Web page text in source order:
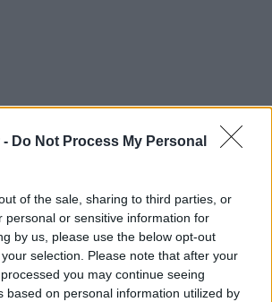
- Do Not Process My Personal
of the sale, sharing to third parties, or
personal or sensitive information for
by us, please use the below opt-out
selection. Please note that after your
you may continue seeing
based on personal information utilized by